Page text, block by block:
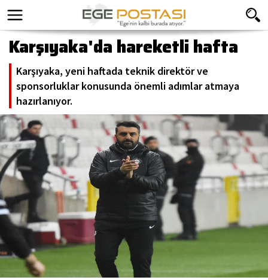
Karşıyaka'da hareketli hafta
Karşıyaka, yeni haftada teknik direktör ve
sponsorluklar konusunda önemli adımlar atmaya
hazırlanıyor.